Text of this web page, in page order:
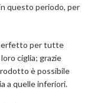
questo periodo, per
perfetto per tutte
ciglia; grazie
è possibile
a quelle inferiori.